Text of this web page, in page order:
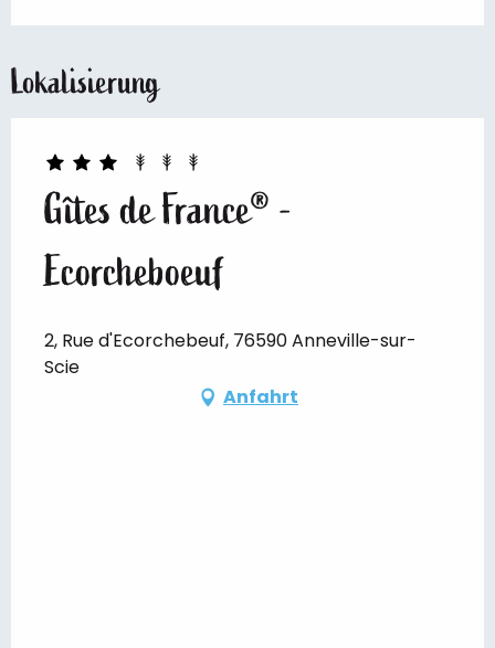
Lokalisierung
Gîtes de France® -
Ecorcheboeuf
2, Rue d'Ecorchebeuf, 76590 Anneville-sur-
Scie
Anfahrt